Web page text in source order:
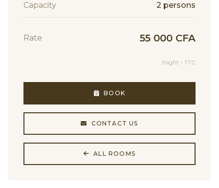
Capacity 2 persons
Rate 55 000 CFA
/night - TTC
BOOK
CONTACT US
ALL ROOMS